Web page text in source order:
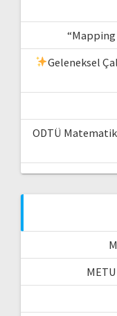
“Mapping
Geleneksel
ODTÜ Matematik